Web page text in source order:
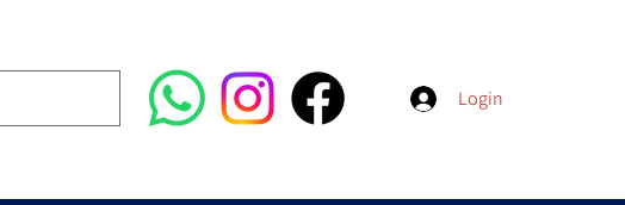
Login